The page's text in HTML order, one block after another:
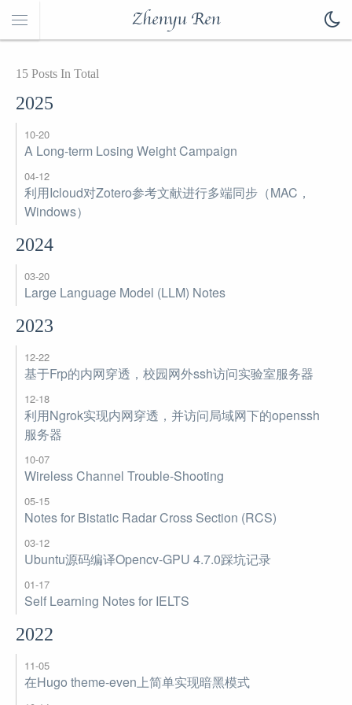
Zhenyu Ren
15 Posts In Total
2025
10-20
A Long-term Losing Weight Campaign
04-12
利用Icloud对Zotero参考文献进行多端同步（MAC，
Windows）
2024
03-20
Large Language Model (LLM) Notes
2023
12-22
基于Frp的内网穿透，校园网外ssh访问实验室服务器
12-18
利用Ngrok实现内网穿透，并访问局域网下的openssh
服务器
10-07
Wireless Channel Trouble-Shooting
05-15
Notes for Bistatic Radar Cross Section (RCS)
03-12
Ubuntu源码编译Opencv-GPU 4.7.0踩坑记录
01-17
Self Learning Notes for IELTS
2022
11-05
在Hugo theme-even上简单实现暗黑模式